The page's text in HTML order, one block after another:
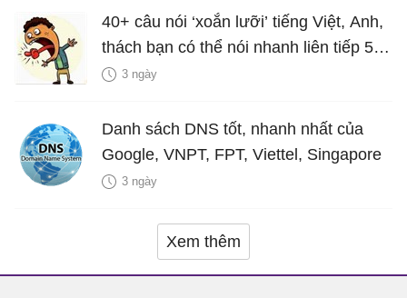
40+ câu nói ‘xoắn lưỡi’ tiếng Việt, Anh,
thách bạn có thể nói nhanh liên tiếp 5
lần mà vẫn trôi chảy
3 ngày
Danh sách DNS tốt, nhanh nhất của
Google, VNPT, FPT, Viettel, Singapore
3 ngày
Xem thêm